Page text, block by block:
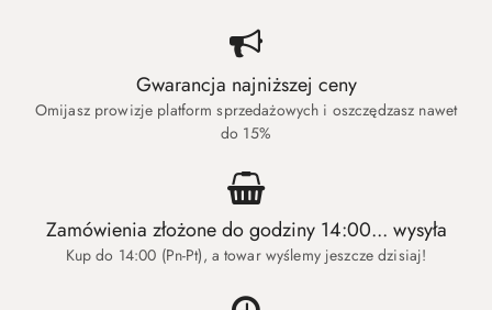
Gwarancja najniższej ceny
Omijasz prowizje platform sprzedażowych i oszczędzasz nawet
do 15%
Zamówienia złożone do godziny 14:00... wysyła
Kup do 14:00 (Pn-Pt), a towar wyślemy jeszcze dzisiaj!